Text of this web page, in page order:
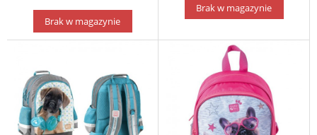
Brak w magazynie
Brak w magazynie